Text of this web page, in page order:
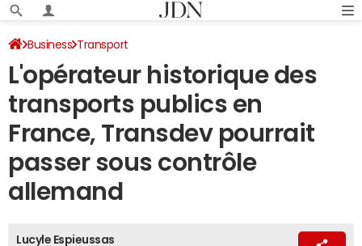
Business Transport
L'opérateur historique des
transports publics en
France, Transdev pourrait
passer sous contrôle
allemand
Lucyle Espieussas